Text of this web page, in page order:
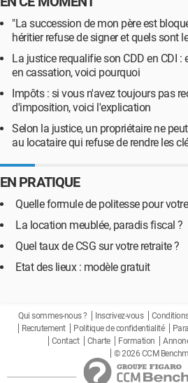
"La succession de mon père est
héritier refuse de signer et quels sont
La justice requalifie son CDD en CDI :
en cassation, voici pourquoi
Impôts : si vous n'avez toujours pas
d'imposition, voici l'explication
Selon la justice, un propriétaire ne
au locataire qui refuse de rendre les
EN PRATIQUE
Quelle formule de politesse pour
La location meublée, paradis fiscal ?
Quel taux de CSG sur votre retraite ?
Etat des lieux : modèle gratuit
Qui sommes-nous ? Inscrivez-vous
Recrutement
Politique de confidentialité
Contact
Charte Formation
© 2026 CCM